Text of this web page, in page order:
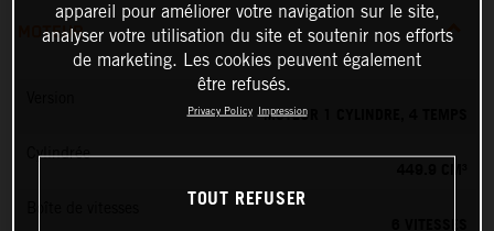
MOTEUR
MOTEUR 1 CYLINDRE, 4 TEMPS
Cylindrée
appareil pour améliorer votre navigation sur le site,
analyser votre utilisation du site et soutenir nos efforts
de marketing. Les cookies peuvent également
être refusés.
Privacy Policy Impression
TOUT REFUSER